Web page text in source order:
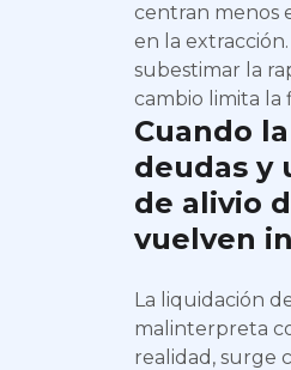
centran menos
en la
subestimar la
cambio limita la
Cuando
deudas y
de alivio
vuelven
La liquidación
malinterpreta
realidad, surge